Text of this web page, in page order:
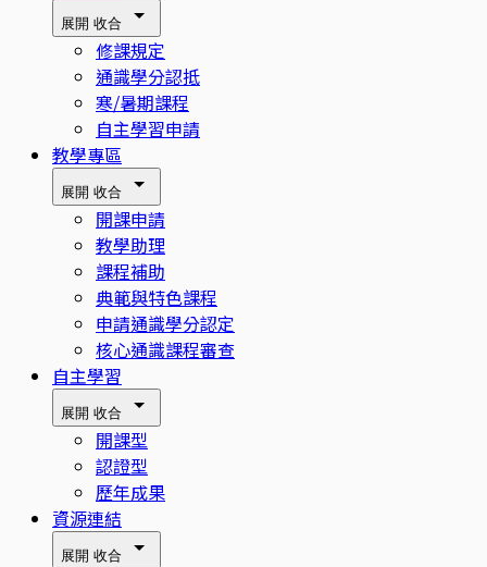
展開 收合
修課規定
通識學分認抵
寒/暑期課程
自主學習申請
教學專區
展開 收合
開課申請
教學助理
課程補助
典範與特色課程
申請通識學分認定
核心通識課程審查
自主學習
展開 收合
開課型
認證型
歷年成果
資源連結
展開 收合